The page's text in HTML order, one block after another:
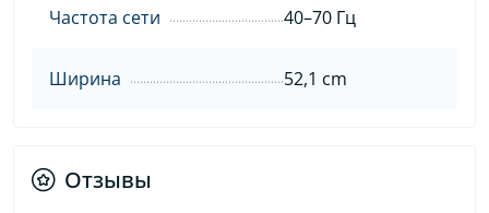
Частота сети 40–70 Гц
Ширина 52,1 cm
Отзывы